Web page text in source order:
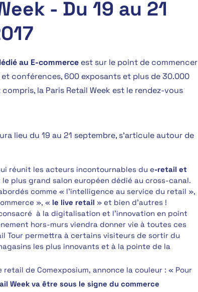
- Du 19 au 21
au E-commerce est sur le point de commencer
et conférences, 600 exposants et plus de 30.000
la Paris Retail Week est le rendez-vous
lieu du 19 au 21 septembre, s’articule autour de
réunit les acteurs incontournables du e-retail et
le plus grand salon européen dédié au cross-canal.
comme « l’intelligence au service du retail »,
», « le live retail » et bien d’autres !
à la digitalisation et l’innovation en point
hors-murs viendra donner vie à toutes ces
Tour permettra à certains visiteurs de sortir du
les plus innovants et à la pointe de la
de Comexposium, annonce la couleur : « Pour
Week va être sous le signe du commerce